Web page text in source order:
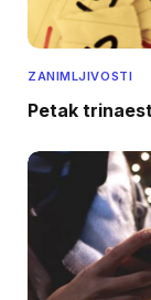
ZANIMLJIVOSTI
Petak